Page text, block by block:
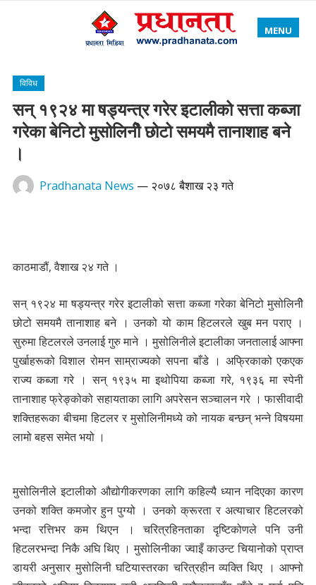
MENU
विविध
सन् १९२४ मा षड्यन्त्र गरेर इटालीको सत्ता कब्जा
गरेका बेनिटो मुसोलिनीे छोटो समयमै तानाशाह बने
।
Pradhanata News — २०७८ बैशाख २३ गते
काठमाडौं, वैशाख २४ गते ।
सन् १९२४ मा षड्यन्त्र गरेर इटालीको सत्ता कब्जा गरेका बेनिटो मुसोलिनीे
छोटो समयमै तानाशाह बने । उनको यो काम हिटलरले खुब मन पराए ।
सुरुमा हिटलरले उनलाई गुरु माने । मुसोलिनीले इटालीका जनतालाई आफ्ना
पुर्खाहरूको विशाल रोमन साम्राज्यको सपना बाँडे । अफ्रिकाको एकएक
राज्य कब्जा गरे । सन् १९३५ मा इथोपिया कब्जा गरे, १९३६ मा स्पेनी
तानाशाह फ्रेङ्कोको सहायताका लागि अपरेसन सञ्चालन गरे । फासीवादी
शक्तिहरूका बीचमा हिटलर र मुसोलिनीमध्ये को नायक बन्छन् भन्ने विषयमा
लामो बहस समेत भयो ।
मुसोलिनीले इटालीको औद्योगीकरणका लागि कहिल्यै ध्यान नदिएका कारण
उनको शक्ति कमजोर हुन पुग्यो । उनको क्रूरता र अत्याचार हिटलरको
भन्दा रत्तिभर कम थिएन । चरित्रहिनताका दृष्टिकोणले पनि उनी
हिटलरभन्दा निकै अघि थिए । मुसोलिनीका ज्वाइँ काउन्ट चियानोको प्राप्त
डायरी अनुसार मुसोलिनी घटियास्तरका चरित्रहीन व्यक्ति थिए । आफ्नो